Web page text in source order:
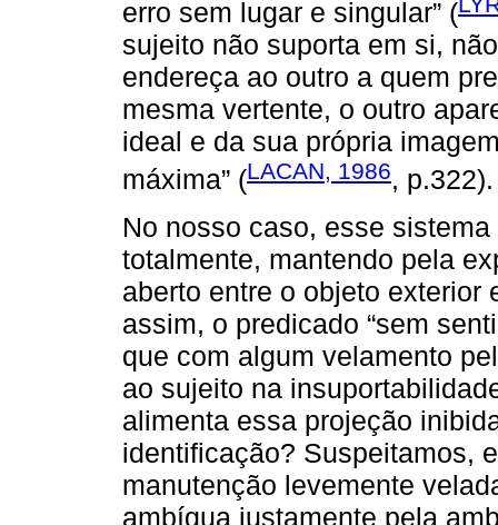
erro sem lugar e singular” (
sujeito não suporta em si,
endereça ao outro a quem
mesma vertente, o outro
ideal e da sua própria
máxima” (LACAN, 1986, p.322).
No nosso caso, esse
totalmente, mantendo pela
aberto entre o objeto exterior
assim, o predicado “sem
que com algum velamento
ao sujeito na
alimenta essa projeção
identificação? Suspeitamos,
manutenção levemente
ambígua justamente pela